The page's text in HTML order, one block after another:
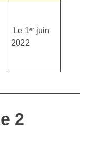
Le 1ᵉʳ juin
2022
2